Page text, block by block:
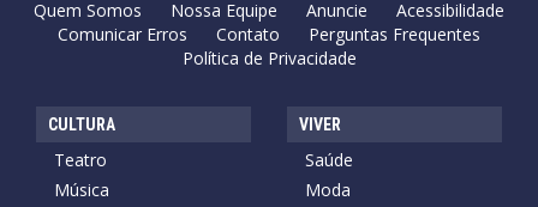
Quem Somos Nossa Equipe Anuncie
Acessibilidade
Comunicar Erros
Contato
Perguntas Frequentes
Política de Privacidade
CULTURA
Teatro
Música
VIVER
Saúde
Moda